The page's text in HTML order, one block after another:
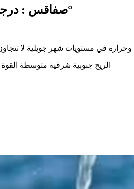
صفاقس : درجة الحرارة لا تتجاوز 30°
مستويات شهر جويلية لا تتجاوز 30 درجة اقصاها وادناها 25 درجة
الريح جنوبية شرقية متوسطة القوة وتكون